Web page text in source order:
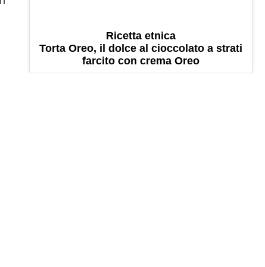
Ricetta etnica
Torta Oreo, il dolce al cioccolato a strati
farcito con crema Oreo